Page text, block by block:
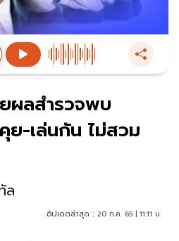
ผลสำรวจพบ
ย-เล่นกัน ไม่สวม
ล
อัปเดตล่าสุด : 20 ก.ค. 65 | 11:11 น.